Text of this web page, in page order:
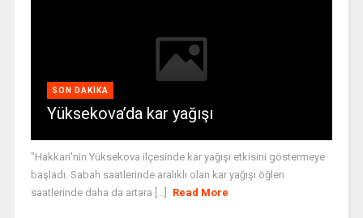
SON DAKIKA
Yüksekova’da kar yağışı
"Hakkari'nin Yüksekova ilçesinde kar yağışı etkisini göstermeye
başladı. Sabah saatlerinde aralıklı olan kar yağışı öğlen
saatlerinde daha da artara [...]
Read More